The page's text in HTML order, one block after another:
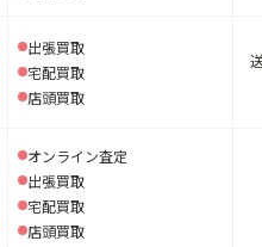
出張買取
宅配買取
店頭買取
オンライン査定
出張買取
宅配買取
店頭買取